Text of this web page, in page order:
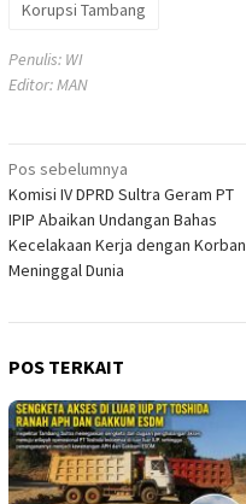
Korupsi Tambang
Penulis: WI
Editor: MAN
Navigasi
pos
Pos sebelumnya
Komisi IV DPRD Sultra Geram PT
IPIP Abaikan Undangan Bahas
Kecelakaan Kerja dengan Korban
Meninggal Dunia
POS TERKAIT